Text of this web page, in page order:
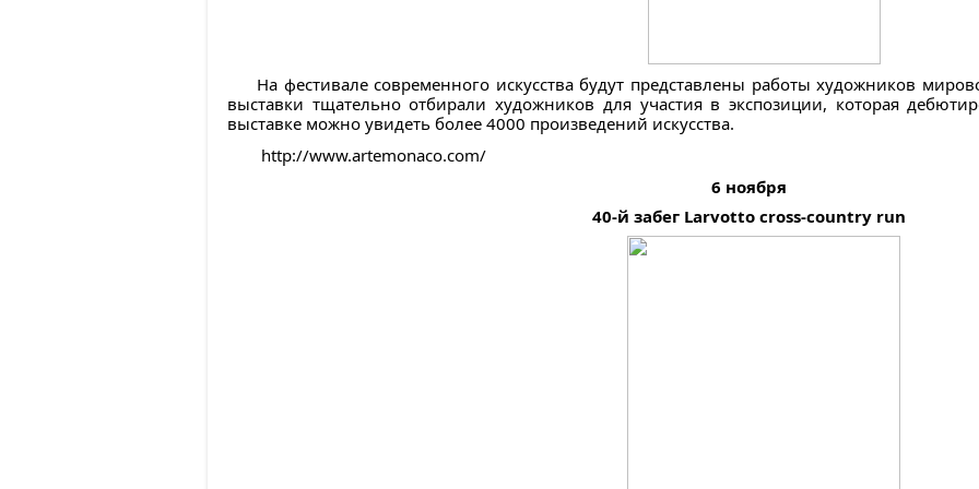
На фестивале современного искусства будут представлены работы художников
выставки тщательно отбирали художников для участия в экспозиции, которая
выставке можно увидеть более 4000 произведений искусства.
http://www.artemonaco.com/
6 ноября
40-й забег Larvotto cross-country run